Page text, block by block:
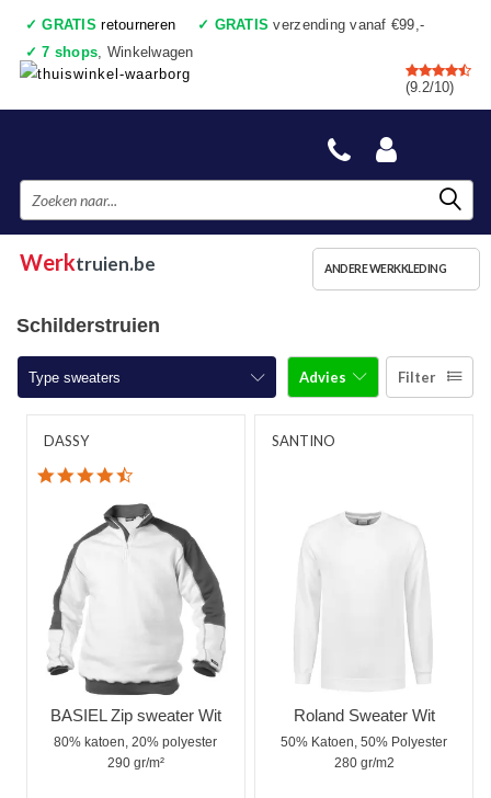
✓ GRATIS retourneren ✓ GRATIS verzending vanaf €99,-
✓ 7 shops, Winkelwagen
✓Voor 17:00 uur besteld, vandaag verzonden
✓Achteraf betalen ✓Ook een échte winkel
(9.2/10)
Werktruien.be ANDERE WERKKLEDING
Schilderstruien
Type sweaters
Werktruien met ronde hals
Werktruien met ritskraag
Werktruien met capuchon
Werktruien met lange rits
Veiligheidstruien
Polosweaters
Schipperstrui
Filter
Advies
DASSY
BASIEL Zip sweater Wit
80% katoen, 20% polyester
290 gr/m²
SANTINO
Roland Sweater Wit
50% Katoen, 50% Polyester
280 gr/m2